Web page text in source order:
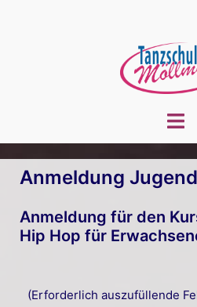
Menü
Anmeldung
Anmeldung für den
Hip Hop für
(Erforderlich auszufüllende